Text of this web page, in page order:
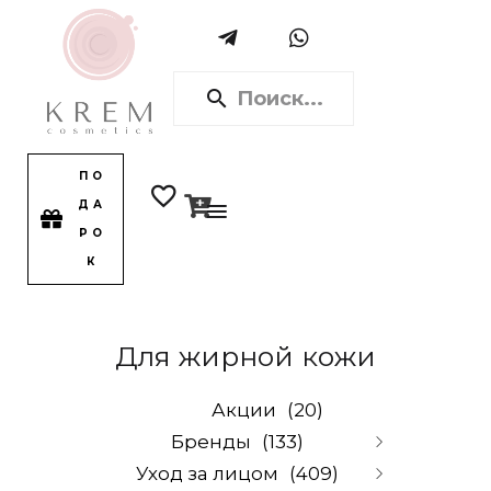
ПО
ДА
РО
К
Для жирной кожи
Акции
(20)
Бренды
(133)
Alpika
(0)
Уход за лицом (409)